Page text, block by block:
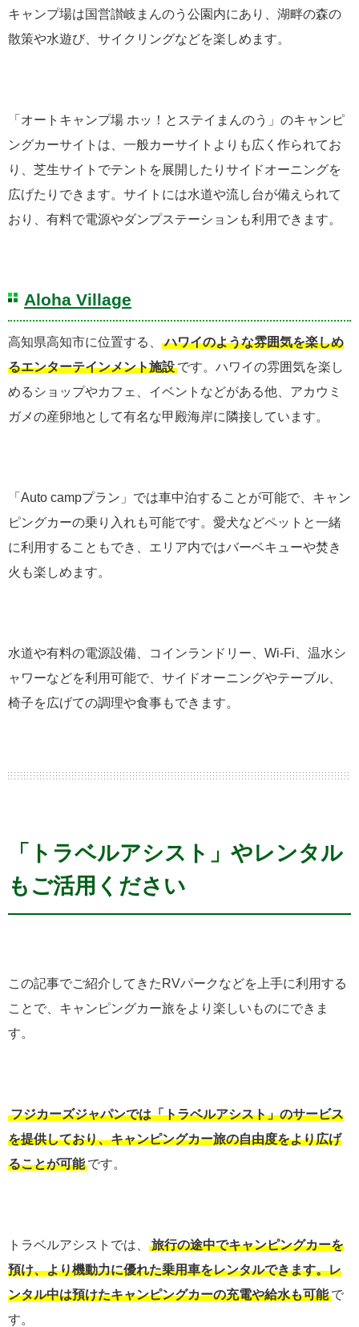
キャンプ場は国営讃岐まんのう公園内にあり、湖畔の森の
散策や水遊び、サイクリングなどを楽しめます。
「オートキャンプ場 ホッ！とステイまんのう」のキャンピ
ングカーサイトは、一般カーサイトよりも広く作られてお
り、芝生サイトでテントを展開したりサイドオーニングを
広げたりできます。サイトには水道や流し台が備えられて
おり、有料で電源やダンプステーションも利用できます。
Aloha Village
高知県高知市に位置する、
ハワイのような雰囲気を楽しめ
るエンターテインメント施設 です。ハワイの雰囲気を楽し
めるショップやカフェ、イベントなどがある他、アカウミ
ガメの産卵地として有名な甲殿海岸に隣接しています。
「Auto campプラン」では車中泊することが可能で、キャン
ピングカーの乗り入れも可能です。愛犬などペットと一緒
に利用することもでき、エリア内ではバーベキューや焚き
火も楽しめます。
水道や有料の電源設備、コインランドリー、Wi-Fi、温水シ
ャワーなどを利用可能で、サイドオーニングやテーブル、
椅子を広げての調理や食事もできます。
「トラベルアシスト」やレンタル
もご活用ください
この記事でご紹介してきたRVパークなどを上手に利用する
ことで、キャンピングカー旅をより楽しいものにできま
す。
フジカーズジャパンでは「トラベルアシスト」のサービス
を提供しており、キャンピングカー旅の自由度をより広げ
ることが可能 です。
トラベルアシストでは、
旅行の途中でキャンピングカーを
預け、より機動力に優れた乗用車をレンタルできます。レ
ンタル中は預けたキャンピングカーの充電や給水も可能 で
す。